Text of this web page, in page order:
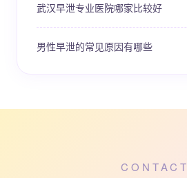
武汉早泄专业医院哪家比较好
男性早泄的常见原因有哪些
CONTACT